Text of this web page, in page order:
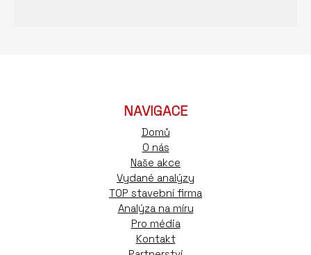
NAVIGACE
Domů
O nás
Naše akce
Vydané analýzy
TOP stavební firma
Analýza na míru
Pro média
Kontakt